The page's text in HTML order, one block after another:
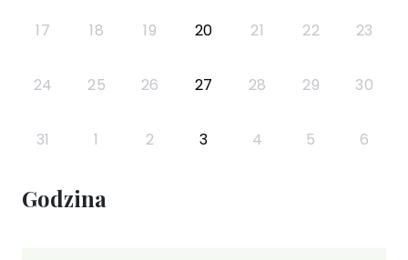
17 18 19 20 21 22 23
24 25 26 27 28 29 30
31 1 2 3 4 5 6
Godzina